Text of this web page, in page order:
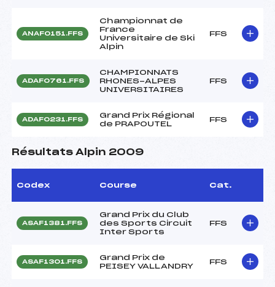
ANAF0151.FFS
Championnat de
France
Universitaire de Ski
Alpin
FFS
ADAF0761.FFS
CHAMPIONNATS
RHONES-ALPES
UNIVERSITAIRES
FFS
ADAF0231.FFS
Grand Prix Régional
de PRAPOUTEL
FFS
Résultats Alpin 2009
Codex Course Cat.
ASAF1381.FFS
Grand Prix du Club
des Sports Circuit
Inter Sports
FFS
ASAF1301.FFS
Grand Prix de
PEISEY VALLANDRY
FFS